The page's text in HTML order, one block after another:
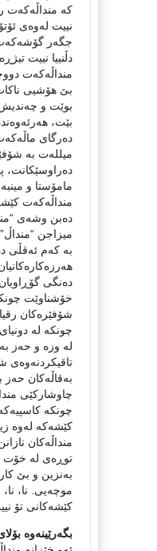
کە منداڵەکەت
نییت لەوەی
جگەر گۆشەکەت
دڵنییا نییت
منداڵەکەت
بێ هۆشیی
بوێت و
بێت،
دەرگای
میللەت بە
دەراوسێکانت،
مامۆستا و
منداڵەکەت
دەبن وشەی
میزاجن
بە کەم ئەقڵی
دەنگی
خۆشناوێت
شۆفێرەکان
چونکە لە
لە وزە و حەز
تاقیکردنەوەی
بەقاڵەکان حەز
چاوشارکێی
چونکە
کێشەکە لەوە
منداڵەکان
توڕەی لە خۆت
بەنزین و بێ
موچەیی. نا، نا،
کێشەکانی تۆ
بگەرێینەوە